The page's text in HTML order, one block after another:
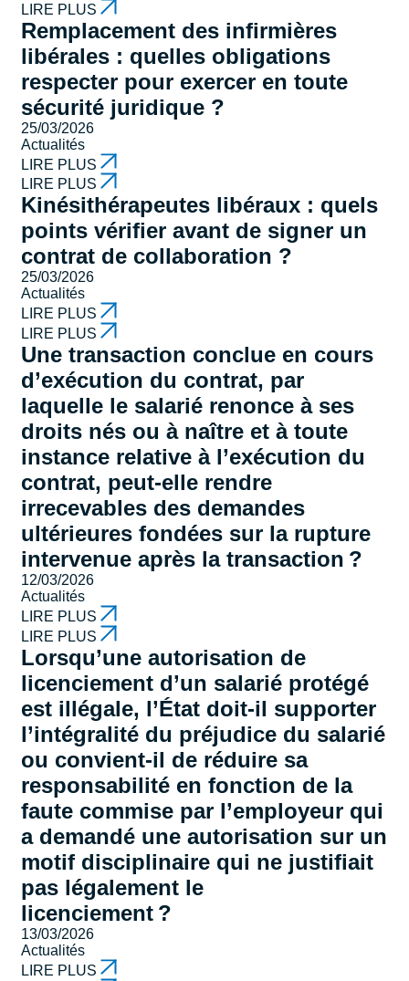
LIRE PLUS
Remplacement des infirmières
libérales : quelles obligations
respecter pour exercer en toute
sécurité juridique ?
25/03/2026
Actualités
LIRE PLUS
LIRE PLUS
Kinésithérapeutes libéraux : quels
points vérifier avant de signer un
contrat de collaboration ?
25/03/2026
Actualités
LIRE PLUS
LIRE PLUS
Une transaction conclue en cours
d’exécution du contrat, par
laquelle le salarié renonce à ses
droits nés ou à naître et à toute
instance relative à l’exécution du
contrat, peut-elle rendre
irrecevables des demandes
ultérieures fondées sur la rupture
intervenue après la transaction ?
12/03/2026
Actualités
LIRE PLUS
LIRE PLUS
Lorsqu’une autorisation de
licenciement d’un salarié protégé
est illégale, l’État doit-il supporter
l’intégralité du préjudice du salarié
ou convient-il de réduire sa
responsabilité en fonction de la
faute commise par l’employeur qui
a demandé une autorisation sur un
motif disciplinaire qui ne justifiait
pas légalement le
licenciement ?
13/03/2026
Actualités
LIRE PLUS